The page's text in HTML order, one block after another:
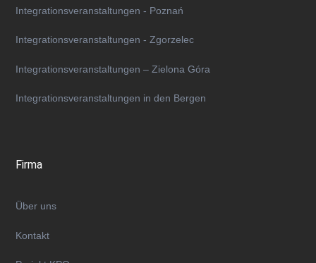
Integrationsveranstaltungen - Poznań
Integrationsveranstaltungen - Zgorzelec
Integrationsveranstaltungen – Zielona Góra
Integrationsveranstaltungen in den Bergen
Firma
Über uns
Kontakt